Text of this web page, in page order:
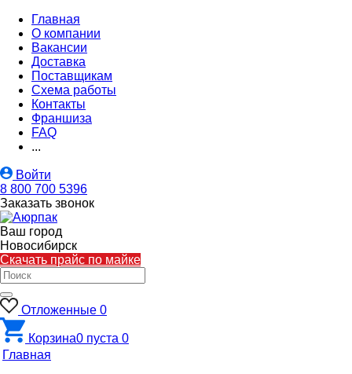
Главная
О компании
Вакансии
Доставка
Поставщикам
Схема работы
Контакты
Франшиза
FAQ
...
Войти
8 800 700 5396
Заказать звонок
Ваш город
Новосибирск
Скачать прайс по майке
Отложенные 0
Корзина0 пуста 0
Главная